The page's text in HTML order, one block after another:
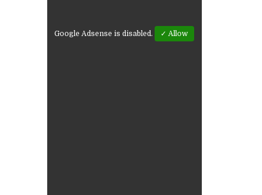
Google Adsense is disabled. ✓ Allow